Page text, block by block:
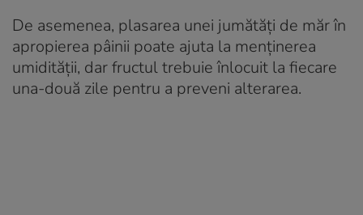
De asemenea, plasarea unei jumătăți de măr în
apropierea pâinii poate ajuta la menținerea
umidității, dar fructul trebuie înlocuit la fiecare
una-două zile pentru a preveni alterarea.